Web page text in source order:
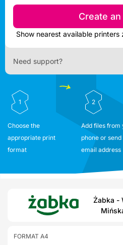
Create
Need support?
1
Choose the
appropriate print
format
2
Add files from
phone or send
email address
Żabka -
FORMAT A4